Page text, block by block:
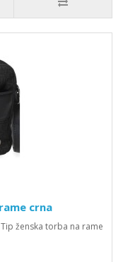
crna
ženska torba na rame